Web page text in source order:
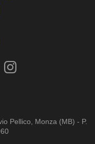
Pellico, Monza (MB) - P.